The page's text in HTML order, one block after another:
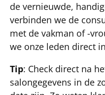
de vernieuwde,
verbinden we de
met de vakman of -
we onze leden direct
Tip: Check direct na
salongegevens in de